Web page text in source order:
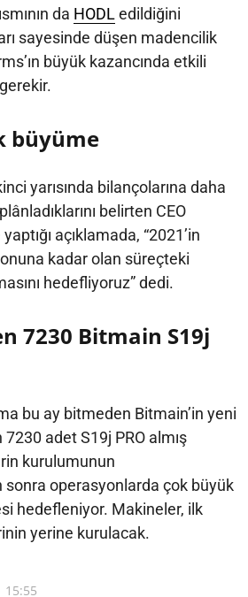
da HODLedildiğini
sayesinde düşen madencilik
büyük kazancında etkili
büyüme
yarısında bilançolarına daha
belirten CEO
açıklamada, “2021’in
kadar olan süreçteki
hedefliyoruz” dedi.
7230 Bitmain S19j
bu ay bitmeden Bitmain’in yeni
adet S19j PRO almış
kurulumunun
sonra operasyonlarda çok büyük
hedefleniyor. Makineler, ilk
yerine kurulacak.
15:55